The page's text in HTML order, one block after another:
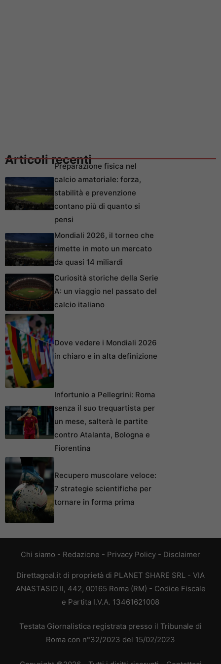
Articoli recentiPreparazione fisica nel
calcio amatoriale: forza,
stabilità e prevenzione
contano più di quanto si
pensi
Mondiali 2026, il torneo che
rimette in moto un mercato
da quasi 14 miliardi
Curiosità storiche della Serie
A: un viaggio nel passato del
calcio italiano
Dove vedere i Mondiali 2026
in chiaro e in alta definizione
Infortunio a Pellegrini: Roma
senza il suo trequartista per
un mese, salterà le partite
contro Atalanta, Bologna e
Fiorentina
Recupero muscolare veloce:
7 strategie scientifiche per
tornare in forma prima
Chi siamo - Redazione - Privacy Policy - Disclaimer
Direttagoal.it di proprietà di PLANET SHARE SRL - VIA
ANASTASIO II, 442, 00165 Roma (RM) - Codice Fiscale
e Partita I.V.A. 13461621008
Testata Giornalistica registrata presso il Tribunale di
Roma con n°32/2023 del 15/02/2023